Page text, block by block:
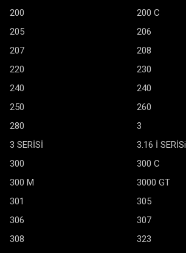
200
200 C
205
206
207
208
220
230
240
240
250
260
280
3
3 SERİSİ
3.16 İ SERİSi
300
300 C
300 M
3000 GT
301
305
306
307
308
323